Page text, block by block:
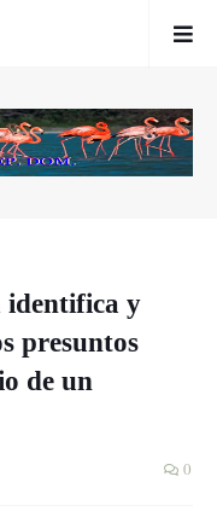
y
presuntos
de un
0